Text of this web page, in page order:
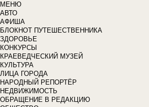
МЕНЮ
АВТО
АФИША
БЛОКНОТ ПУТЕШЕСТВЕННИКА
ЗДОРОВЬЕ
КОНКУРСЫ
КРАЕВЕДЧЕСКИЙ МУЗЕЙ
КУЛЬТУРА
ЛИЦА ГОРОДА
НАРОДНЫЙ РЕПОРТЁР
НЕДВИЖИМОСТЬ
ОБРАЩЕНИЕ В РЕДАКЦИЮ